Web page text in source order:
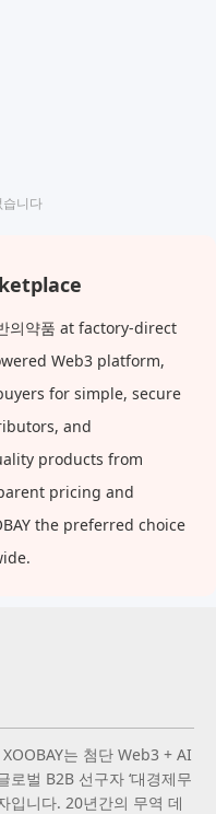
니다
의약품 at factory-direct
Web3 platform,
for simple, secure
and
products from
pricing and
the preferred choice
는 첨단 Web3 + AI
벌 B2B 선구자 ‘대경제무
입니다. 20년간의 무역 데